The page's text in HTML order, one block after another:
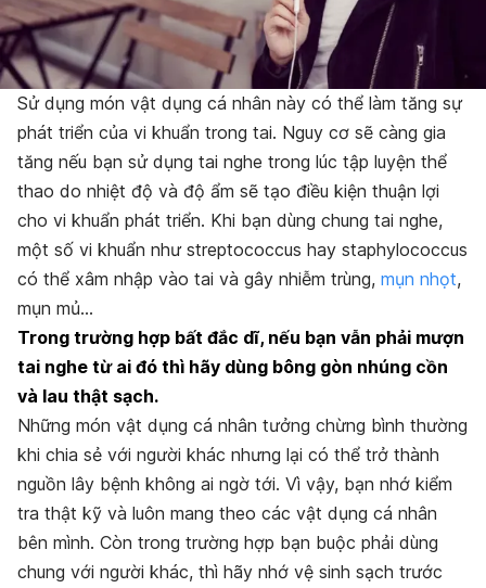
Sử dụng món vật dụng cá nhân này có thể làm tăng sự
phát triển của vi khuẩn trong tai. Nguy cơ sẽ càng gia
tăng nếu bạn sử dụng tai nghe trong lúc tập luyện thể
thao do nhiệt độ và độ ẩm sẽ tạo điều kiện thuận lợi
cho vi khuẩn phát triển. Khi bạn dùng chung tai nghe,
một số vi khuẩn như streptococcus hay staphylococcus
có thể xâm nhập vào tai và gây nhiễm trùng, mụn nhọt,
mụn mủ…
Trong trường hợp bất đắc dĩ, nếu bạn vẫn phải mượn
tai nghe từ ai đó thì hãy dùng bông gòn nhúng cồn
và lau thật sạch.
Những món vật dụng cá nhân tưởng chừng bình thường
khi chia sẻ với người khác nhưng lại có thể trở thành
nguồn lây bệnh không ai ngờ tới. Vì vậy, bạn nhớ kiểm
tra thật kỹ và luôn mang theo các vật dụng cá nhân
bên mình. Còn trong trường hợp bạn buộc phải dùng
chung với người khác, thì hãy nhớ vệ sinh sạch trước